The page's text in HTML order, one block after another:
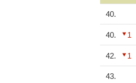
40.
40. 1
42. 1
43.